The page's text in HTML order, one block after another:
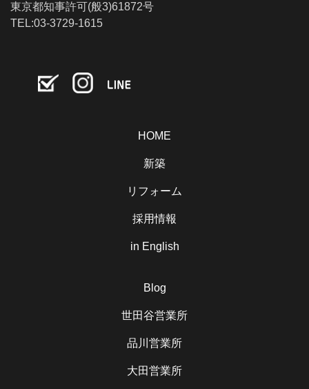
東京都知事許可(般3)61872号
TEL:03-3729-1615
HOME
新築
リフォーム
採用情報
in English
Blog
世田谷営業所
品川営業所
大田営業所